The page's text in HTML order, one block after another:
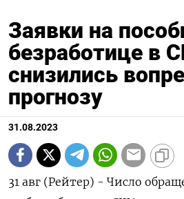
Заявки на
безработице в
снизились
прогнозу
31.08.2023
31 авг (Рейтер) - Число